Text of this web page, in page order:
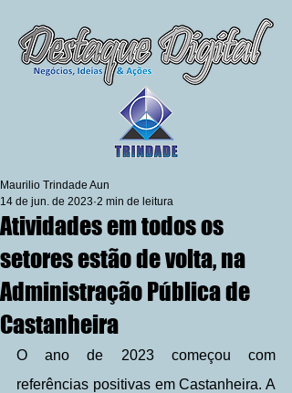
Atividades em todos os
setores estão de volta, na
Administração Pública de
Castanheira
Maurilio Trindade Aun
14 de jun. de 2023 2 min de leitura
O ano de 2023 começou com
referências positivas em Castanheira. A